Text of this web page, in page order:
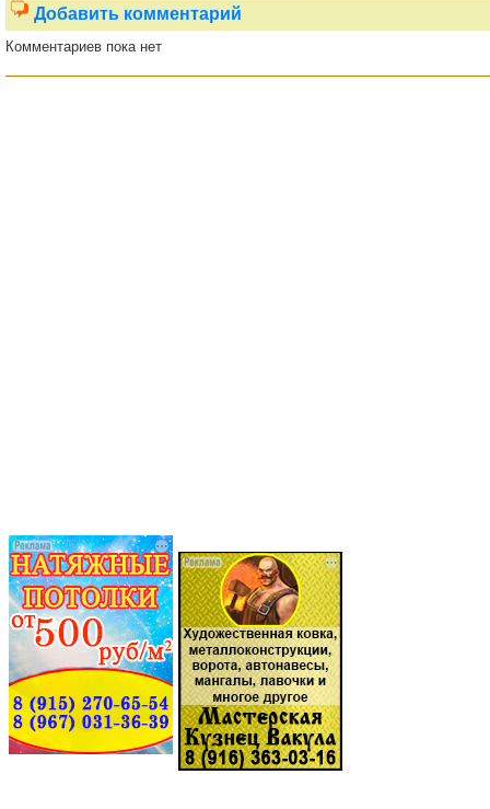
Добавить комментарий
Комментариев пока нет